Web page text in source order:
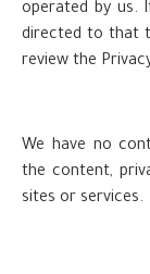
operated by us.
directed to that
review the
We have no
the content,
sites or services.